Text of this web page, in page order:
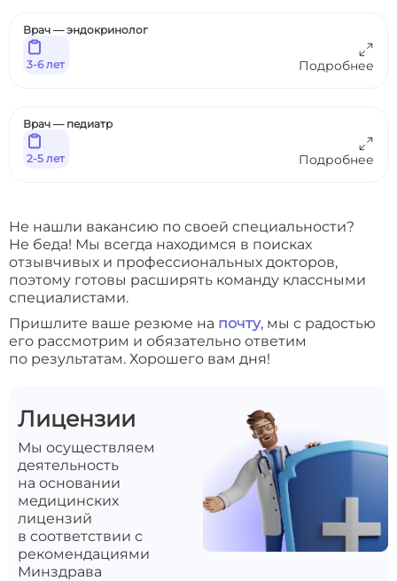
Врач — эндокринолог
Подробнее
3-6 лет
Врач — педиатр
Подробнее
2-5 лет
Не нашли вакансию по своей специальности?
Не беда! Мы всегда находимся в поисках
отзывчивых и профессиональных докторов,
поэтому готовы расширять команду классными
специалистами.
Пришлите ваше резюме на почту, мы с радостью
его рассмотрим и обязательно ответим
по результатам. Хорошего вам дня!
Лицензии
Мы осуществляем
деятельность
на основании
медицинских
лицензий
в соответствии с
рекомендациями
Минздрава